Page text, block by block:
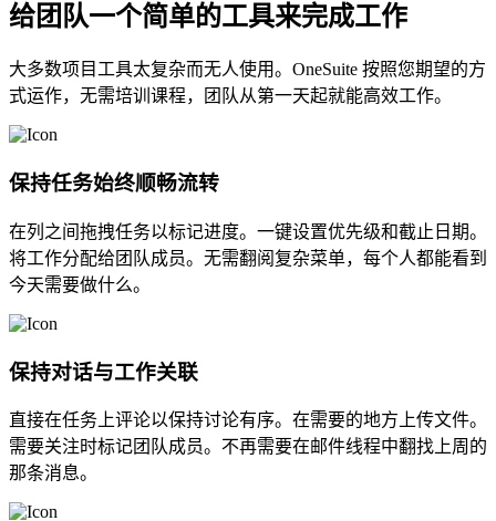
给团队一个简单的工具来完成工作
大多数项目工具太复杂而无人使用。OneSuite 按照您期望的方
式运作，无需培训课程，团队从第一天起就能高效工作。
保持任务始终顺畅流转
在列之间拖拽任务以标记进度。一键设置优先级和截止日期。
将工作分配给团队成员。无需翻阅复杂菜单，每个人都能看到
今天需要做什么。
保持对话与工作关联
直接在任务上评论以保持讨论有序。在需要的地方上传文件。
需要关注时标记团队成员。不再需要在邮件线程中翻找上周的
那条消息。